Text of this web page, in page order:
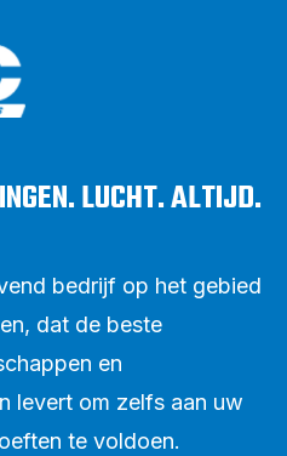
LUCHT. ALTIJD.
bedrijf op het gebied
dat de beste
en
levert om zelfs aan uw
te voldoen.